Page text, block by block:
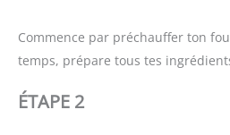
Commence par préchauffer ton
temps, prépare tous tes
ÉTAPE 2